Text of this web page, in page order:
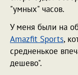
"умных" часов.
У меня были на
Amazfit Sports,
средненькое
дешево".